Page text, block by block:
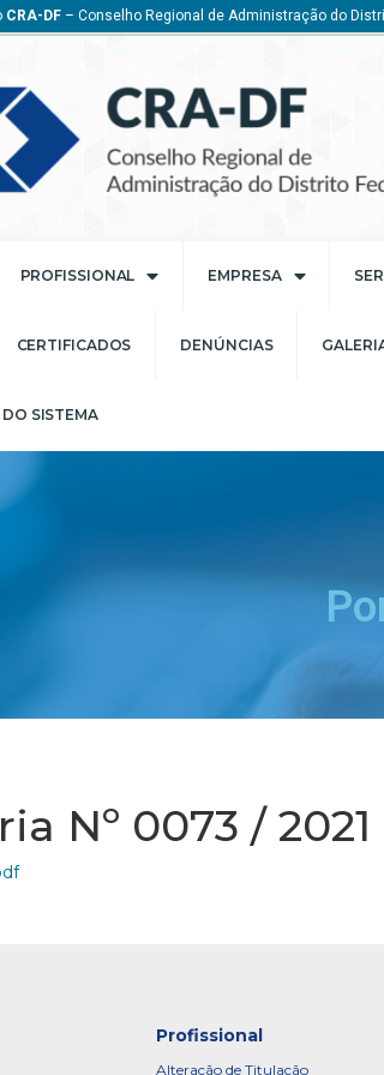
CRA-DF – Conselho Regional de Administração do
PROFISSIONAL EMPRESA
CERTIFICADOS DENÚNCIAS
SISTEMA
Nº 0073 / 2021
Profissional
Alteração de Titulação